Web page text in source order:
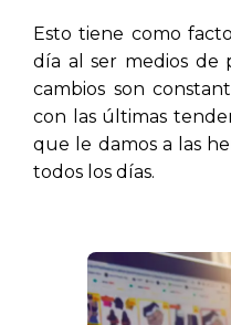
Esto tiene como
día al ser medios de
cambios son
con las últimas
que le damos a las
todos los días.